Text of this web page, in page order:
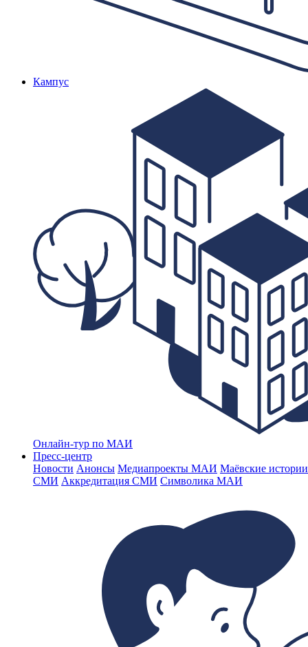
Кампус
Онлайн-тур по МАИ
Пресс-центр
Новости Анонсы Медиапроекты МАИ Маёвские
СМИ Аккредитация СМИ Символика МАИ